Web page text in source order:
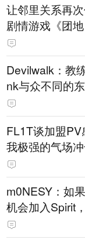
让邻里关系再
剧情游戏《团
日发售
Devilwalk：教
nk与众不同的
FL1T谈加盟
我极强的气场
m0NESY：如
机会加入Spirit